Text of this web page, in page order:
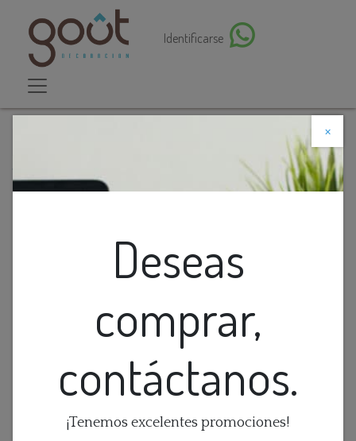
Identificarse
×
Deseas
comprar,
contáctanos.
¡Tenemos excelentes promociones!
Descuento web
LAMP. TECHO 3L G9 CUADRADO CR LOXALIGHT